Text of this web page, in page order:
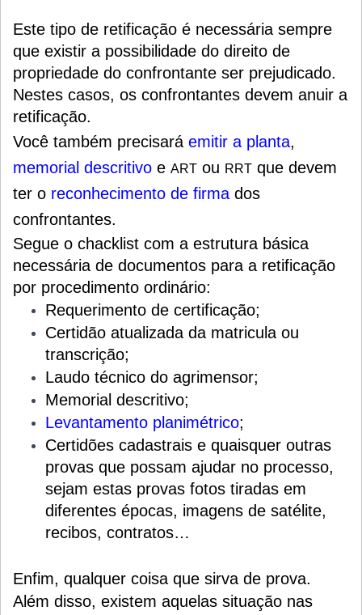
Este tipo de retificação é necessária sempre
que existir a possibilidade do direito de
propriedade do confrontante ser prejudicado.
Nestes casos, os confrontantes devem anuir a
retificação.
Você também precisará emitir a planta,
memorial descritivo e ART ou RRT que devem
ter o reconhecimento de firma dos
confrontantes.
Segue o chacklist com a estrutura básica
necessária de documentos para a retificação
por procedimento ordinário:
Requerimento de certificação;
Certidão atualizada da matricula ou
transcrição;
Laudo técnico do agrimensor;
Memorial descritivo;
Levantamento planimétrico;
Certidões cadastrais e quaisquer outras
provas que possam ajudar no processo,
sejam estas provas fotos tiradas em
diferentes épocas, imagens de satélite,
recibos, contratos…
Enfim, qualquer coisa que sirva de prova.
Além disso, existem aquelas situação nas